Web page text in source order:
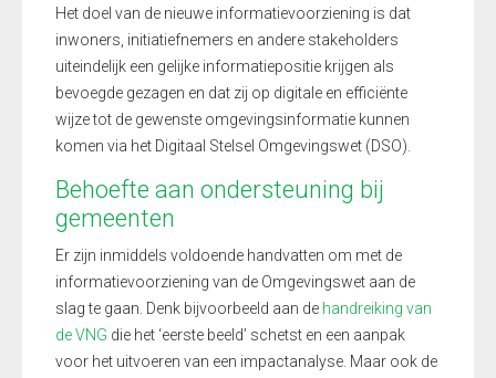
Het doel van de nieuwe informatievoorziening is dat
inwoners, initiatiefnemers en andere stakeholders
uiteindelijk een gelijke informatiepositie krijgen als
bevoegde gezagen en dat zij op digitale en efficiënte
wijze tot de gewenste omgevingsinformatie kunnen
komen via het Digitaal Stelsel Omgevingswet (DSO).
Behoefte aan ondersteuning bij
gemeenten
Er zijn inmiddels voldoende handvatten om met de
informatievoorziening van de Omgevingswet aan de
slag te gaan. Denk bijvoorbeeld aan de handreiking van
de VNG die het ‘eerste beeld’ schetst en een aanpak
voor het uitvoeren van een impactanalyse. Maar ook de